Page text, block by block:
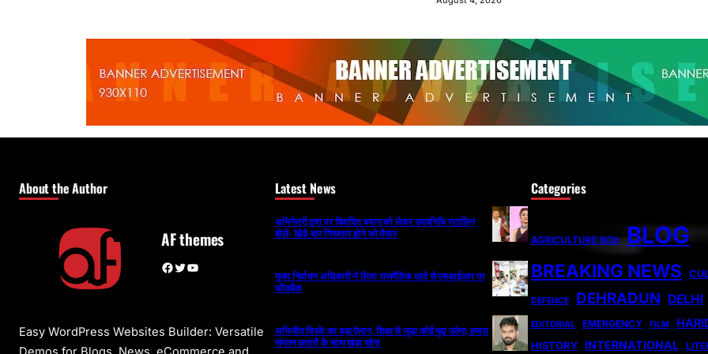
About the Author
AF themes
Facebook Twitter YouTube
Easy WordPress Websites Builder: Versatile
Latest News
अभिनेत्री तृषा पर विवादित बयान को लेकर उदयनिधि स्टालिन
बोले- 100 बार गिरफ्तार होने को तैयार
मुख्य निर्वाचन अधिकारी ने लिया राजनैतिक दलों से एसआईआर पर
फीडबैक
अभिजीत दिपके का बड़ा ऐलान, शिक्षा से जुड़ा कोई मुद्दा उठेगा, हमारा
संगठन छात्रों के साथ खड़ा रहेगा
Categories
AGRICULTURE BOX BLOG
BREAKING NEWS
DEFENCE DEHRADUN DELHI
EDITORIAL EMERGENCY FILM
HISTORY INTERNATIONAL